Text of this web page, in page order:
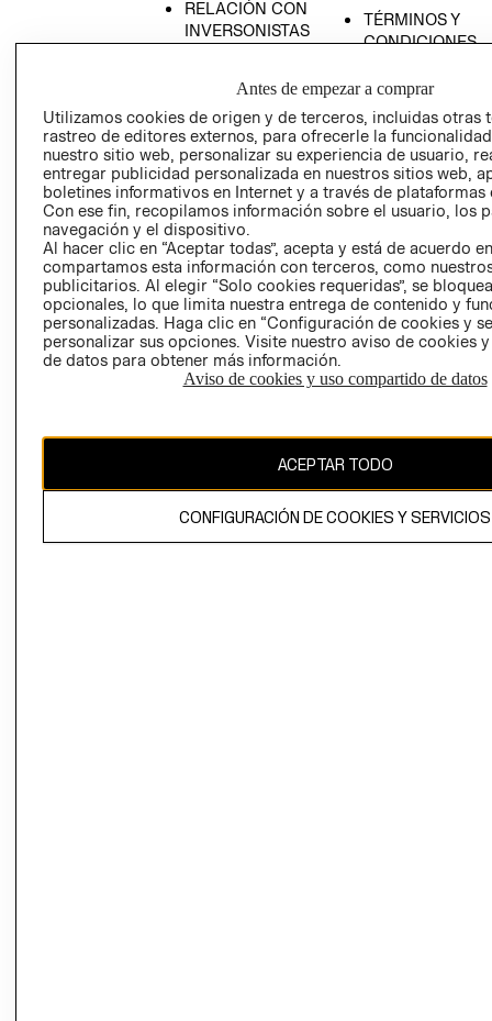
RELACIÓN CON
INVERSONISTAS
EMPRESARIAL
PROGRAMA DE
TRANSPARENCIA
Y ÉTICA
(ESPAÑOL)
PROGRAMA DE
TRANSPARENCIA
Y ÉTICA (INGLÉS)
TÉRMINOS Y
CONDICIONES
PRIVACIDAD
GIFT CARD
AVISO DE
DE INDUSTRIA Y
PETICIONES
QUEJAS Y
RECLAMOS
CAMBIAR REGIÓN
Antes de empezar a comprar
Utilizamos cookies de origen y de terceros, incluidas otras
rastreo de editores externos, para ofrecerle la
nuestro sitio web, personalizar su experiencia de usuario,
entregar publicidad personalizada en nuestros sitios web,
boletines informativos en Internet y a través de plataformas
Con ese fin, recopilamos información sobre el usuario, los
navegación y el dispositivo.
Al hacer clic en “Aceptar todas”, acepta y está de acuerdo
compartamos esta información con terceros, como
publicitarios. Al elegir “Solo cookies requeridas”, se
opcionales, lo que limita nuestra entrega de contenido y
personalizadas. Haga clic en “Configuración de cookies y
personalizar sus opciones. Visite nuestro aviso de cookies
de datos para obtener más información.
Aviso de cookies y uso compartido de datos
ACEPTAR TODO
CONFIGURACIÓN DE COOKIES Y SERVICIOS